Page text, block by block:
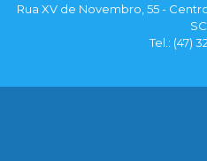
Rua XV de Novembro, 55 -
SC
Tel.: (47)